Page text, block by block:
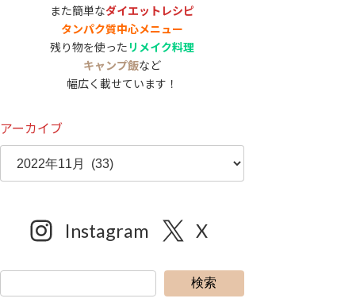
また簡単なダイエットレシピ
タンパク質中心メニュー
残り物を使った リメイク料理
キャンプ飯など
幅広く載せています！
アーカイブ
Instagram X
検索